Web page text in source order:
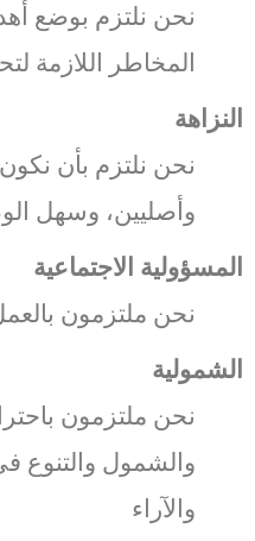
نحن نلتزم بوضع
المخاطر اللازمة
النزاهة
نحن نلتزم بأن
وأصليين، وسهل
المسؤولية الاجتماعية
نحن ملتزمون
الشمولية
نحن ملتزمون
والشمول والتنوع
والآراء